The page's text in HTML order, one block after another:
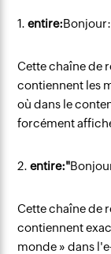
1.entire:
Cette chaîne de
contiennent les
où dans le
forcément
2.entire:"
Cette chaîne de
contiennent
monde » dans